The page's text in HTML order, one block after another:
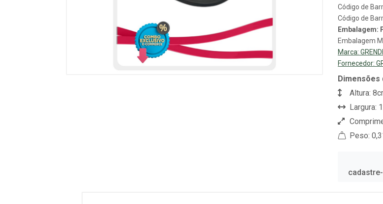
Código de
Código de
Embalagem:
Embalagem
Marca:
Fornecedor:
Dimensões
Altura:
Largura:
Peso: